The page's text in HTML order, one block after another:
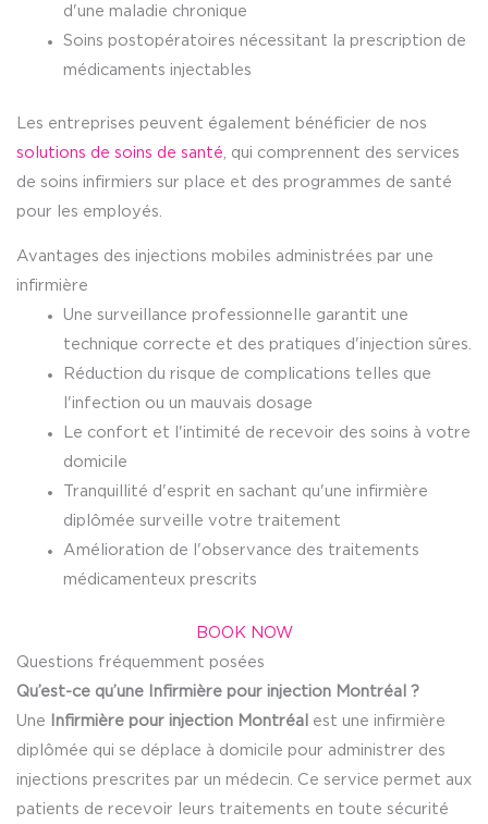
d'une maladie chronique
Soins postopératoires nécessitant la prescription de
médicaments injectables
Les entreprises peuvent également bénéficier de nos
solutions de soins de santé , qui comprennent des services
de soins infirmiers sur place et des programmes de santé
pour les employés.
Avantages des injections mobiles administrées par une
infirmière
Une surveillance professionnelle garantit une
technique correcte et des pratiques d'injection sûres.
Réduction du risque de complications telles que
l'infection ou un mauvais dosage
Le confort et l'intimité de recevoir des soins à votre
domicile
Tranquillité d'esprit en sachant qu'une infirmière
diplômée surveille votre traitement
Amélioration de l'observance des traitements
médicamenteux prescrits
BOOK NOW
Questions fréquemment posées
Qu’est-ce qu’une Infirmière pour injection Montréal ?
Une Infirmière pour injection Montréal est une infirmière
diplômée qui se déplace à domicile pour administrer des
injections prescrites par un médecin. Ce service permet aux
patients de recevoir leurs traitements en toute sécurité